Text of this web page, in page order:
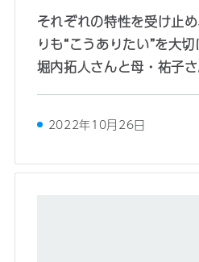
それぞれの特性を受け止
りも“こうありたい”を大
堀内拓人さんと母・祐子
2022年10月26日